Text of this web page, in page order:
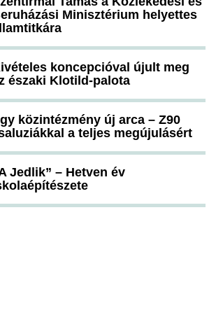
Minisztérium helyettes
koncepcióval újult meg
északi Klotild-palota
közintézmény új arca – Z90
a teljes megújulásért
Jedlik” – Hetven év